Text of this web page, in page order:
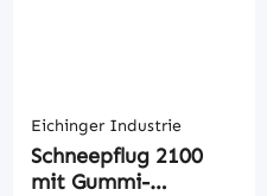
Eichinger Industrie
Schneepflug 2100
mit Gummi-